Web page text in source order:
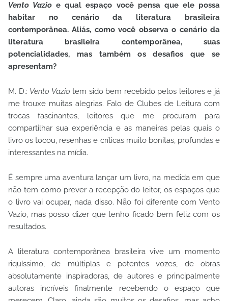
Vento Vazioe qual espaço você pensa que ele possa
habitar no cenário da literatura brasileira
contemporânea. Aliás, como você observa o cenário da
literatura brasileira contemporânea, suas
potencialidades, mas também os desafios que se
apresentam?
M. D.: Vento Vaziotem sido bem recebido pelos leitores e já
me trouxe muitas alegrias. Falo de Clubes de Leitura com
trocas fascinantes, leitores que me procuram para
compartilhar sua experiência e as maneiras pelas quais o
livro os tocou, resenhas e críticas muito bonitas, profundas e
interessantes na mídia.
É sempre uma aventura lançar um livro, na medida em que
não tem como prever a recepção do leitor, os espaços que
o livro vai ocupar, nada disso. Não foi diferente com Vento
Vazio, mas posso dizer que tenho ficado bem feliz com os
resultados.
A literatura contemporânea brasileira vive um momento
riquíssimo, de múltiplas e potentes vozes, de obras
absolutamente inspiradoras, de autores e principalmente
autoras incríveis finalmente recebendo o espaço que